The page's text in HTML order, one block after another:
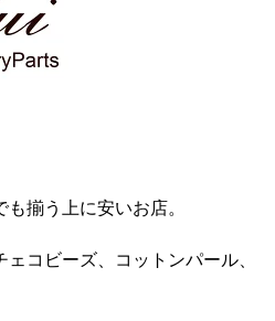
揃う上に安いお店。
コビーズ、コットンパール、